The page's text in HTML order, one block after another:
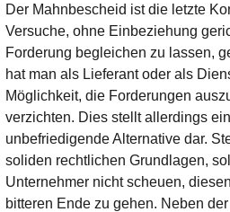
Der Mahnbescheid ist die letzte
Versuche, ohne Einbeziehung
Forderung begleichen zu lassen,
hat man als Lieferant oder als
Möglichkeit, die Forderungen
verzichten. Dies stellt allerdings
unbefriedigende Alternative dar.
soliden rechtlichen Grundlagen,
Unternehmer nicht scheuen,
bitteren Ende zu gehen. Neben